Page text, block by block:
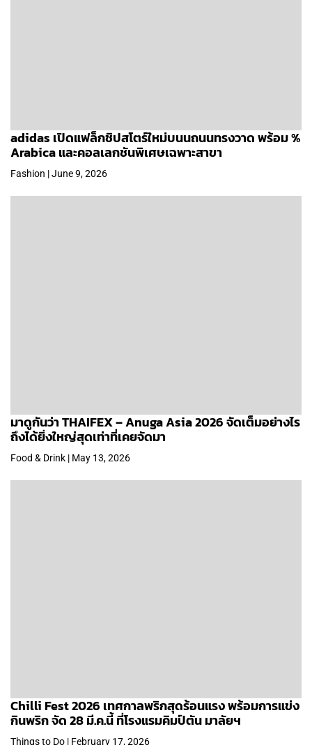
adidas เปิดแฟล็กชิปสโตร์ใหม่บนนถนนทรงวาด พร้อม %
Arabica และคอลเลกชันพิเศษเฉพาะสาขา
Fashion | June 9, 2026
มาดูกันว่า THAIFEX – Anuga Asia 2026 จัดเต็มอย่างไร
ถึงได้ยิ่งใหญ่สุดเท่าที่เคยจัดมา
Food & Drink | May 13, 2026
Chilli Fest 2026 เทศกาลพริกสุดร้อนแรง พร้อมการแข่ง
กินพริก จัด 28 มี.ค.นี้ ที่โรงแรมคิมป์ตัน มาลัยฯ
Things to Do | February 17, 2026